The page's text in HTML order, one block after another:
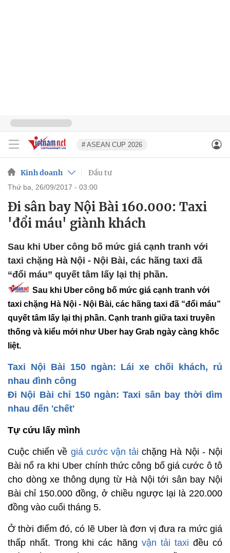
# ASEAN CUP 2026
Kinh doanh Đầu tư
thứ ba, 26/09/2017 - 03:00
Đi sân bay Nội Bài 160.000: Taxi
'đổi máu' giành khách
Sau khi Uber công bố mức giá cạnh tranh với
taxi chặng Hà Nội - Nội Bài, các hãng taxi đã
“đổi máu” quyết tâm lấy lại thị phần.
Sau khi Uber công bố mức giá cạnh tranh với
taxi chặng Hà Nội - Nội Bài, các hãng taxi đã “đổi máu”
quyết tâm lấy lại thị phần. Cạnh tranh giữa taxi truyền
thống và kiểu mới như Uber hay Grab ngày càng khốc
liệt.
Taxi Nội Bài 150 ngàn: Lái xe chối khách, rủ
nhau đình công
Đi Nội Bài chỉ 150 ngàn: Taxi sân bay thời dìm
nhau đến 'chết'
Tự cứu lấy mình
Cuộc chiến về giá cước vận tảichặng Hà Nội - Nội
Bài nổ ra khi Uber chính thức công bố giá cước ô tô
cho dòng xe thông dụng từ Hà Nội tới sân bay Nội
Bài chỉ 150.000 đồng, ở chiều ngược lại là 220.000
đồng vào cuối tháng 5.
Ở thời điểm đó, có lẽ Uber là đơn vị đưa ra mức giá
thấp nhất. Trong khi các hãng vận tải taxi đều có